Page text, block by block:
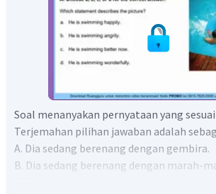
Soal menanyakan pernyataan yang
Terjemahan pilihan jawaban adalah
A. Dia sedang berenang dengan gembira.
B. Dia sedang berenang dengan marah-